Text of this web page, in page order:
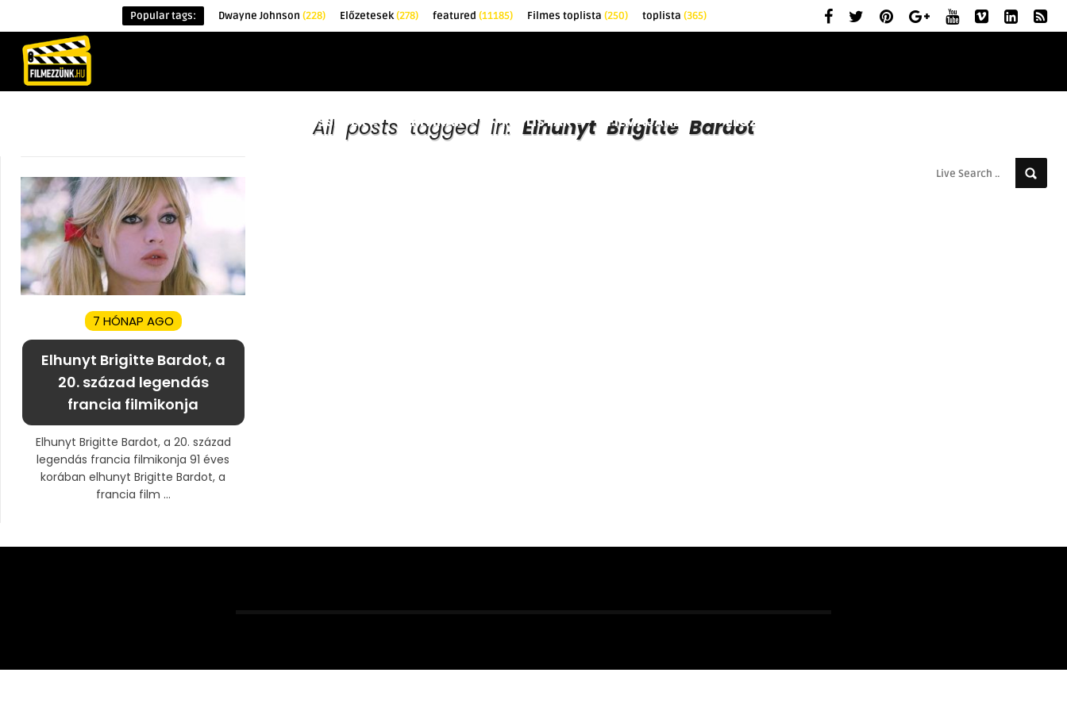
Popular tags: Dwayne Johnson (228) Előzetesek(278) featured (11185) Filmes toplista (250) toplista (365)
ÉRDEKESSÉGEK KRITIKÁK TOPLISTÁK FILMAJÁNLÓ ELŐZETESEK
All posts tagged in: Elhunyt Brigitte Bardot
7 HÓNAP AGO
Elhunyt Brigitte Bardot, a
20. század legendás
francia filmikonja
Elhunyt Brigitte Bardot, a 20. század
legendás francia filmikonja 91 éves
korában elhunyt Brigitte Bardot, a
francia film ...